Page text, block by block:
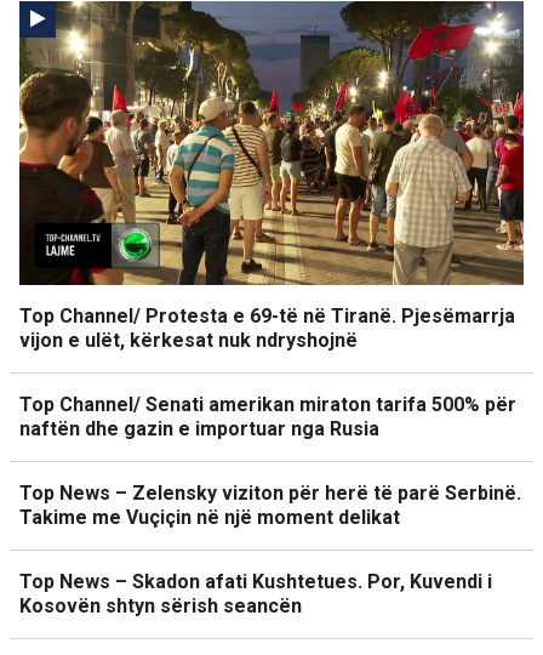
Top Channel/ Protesta e 69-të në Tiranë. Pjesëmarrja
vijon e ulët, kërkesat nuk ndryshojnë
Top Channel/ Senati amerikan miraton tarifa 500% për
naftën dhe gazin e importuar nga Rusia
Top News – Zelensky viziton për herë të parë Serbinë.
Takime me Vuçiçin në një moment delikat
Top News – Skadon afati Kushtetues. Por, Kuvendi i
Kosovën shtyn sërish seancën